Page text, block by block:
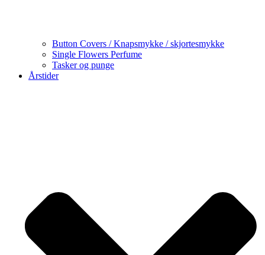
Button Covers / Knapsmykke / skjortesmykke
Single Flowers Perfume
Tasker og punge
Årstider